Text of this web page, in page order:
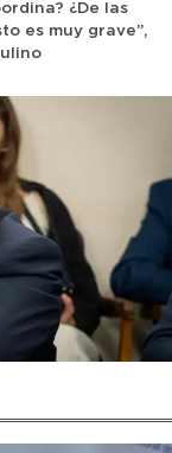
¿De las
es muy grave”,